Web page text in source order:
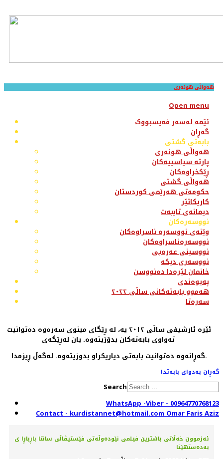
هەواڵی هونەری
Open menu
ئێمە لەسەر فەیسبووک
گەڕان
بابەتی گشتی
هەواڵی هونەری
پارتە سیاسییەکان
ڕێکخراوەکان
هەواڵی گشتی
حکومەتی هەرێمی کوردستان
کاریکاتێر
دیمانەی تایبەت
نووسەرەکان
وێنەی نووسەرە ناسراوەکان
نووسەرەناسراوەکان
نووسینی عەرەبی
نووسەری دیکە
خانمان لێرەدا دەنووسن
پەیوەندی
هەموو بابەتەکانی ساڵی ٢٠٢٢
سەرەتا
ئێرە ئارشیفی ساڵی ٢٠١٢ یە، لە ڕێگای مینوی سەرەوە دەتوانیت
تەواوی بابەتەکان بدۆزیتەوە. یان لەڕێگەی
گەڕانەوە دەتوانیت بابەتی دیاریکراو بدوزیتەوە. لەگەڵ ڕیزمدا.
گەڕان بەدوای بابەتدا
Search
WhatsApp -Viber - 00964770768123
Contact - kurdistannet@hotmail.com Omar Faris Aziz
ئەزموون خەڵاتی باشترین فیلمی نێودەوڵەتی فێستیڤاڵی سانتا باڕباڕا ی
بەدەستهێنا